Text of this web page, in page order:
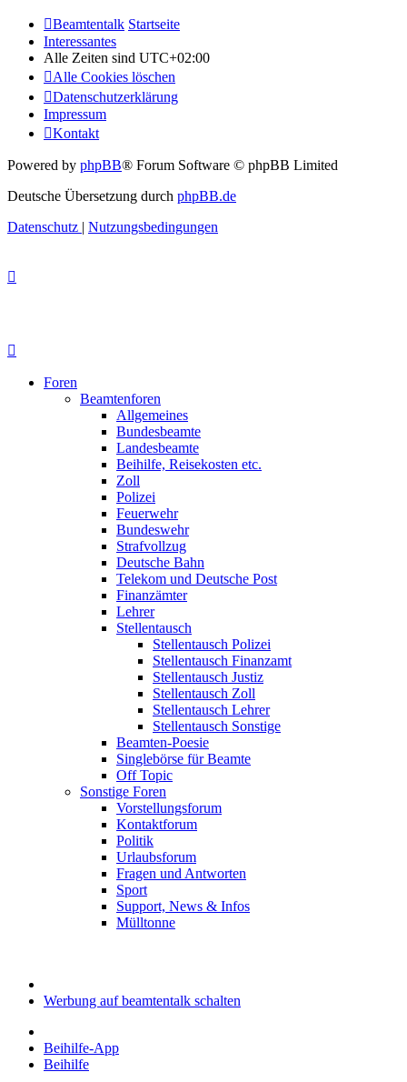
Beamtentalk Startseite
Interessantes
Alle Zeiten sind UTC+02:00
Alle Cookies löschen
Datenschutzerklärung
Impressum
Kontakt
Powered by phpBB® Forum Software © phpBB Limited
Deutsche Übersetzung durch phpBB.de
Datenschutz | Nutzungsbedingungen
Foren
Beamtenforen
Allgemeines
Bundesbeamte
Landesbeamte
Beihilfe, Reisekosten etc.
Zoll
Polizei
Feuerwehr
Bundeswehr
Strafvollzug
Deutsche Bahn
Telekom und Deutsche Post
Finanzämter
Lehrer
Stellentausch
Stellentausch Polizei
Stellentausch Finanzamt
Stellentausch Justiz
Stellentausch Zoll
Stellentausch Lehrer
Stellentausch Sonstige
Beamten-Poesie
Singlebörse für Beamte
Off Topic
Sonstige Foren
Vorstellungsforum
Kontaktforum
Politik
Urlaubsforum
Fragen und Antworten
Sport
Support, News & Infos
Mülltonne
Werbung auf beamtentalk schalten
Beihilfe-App
Beihilfe